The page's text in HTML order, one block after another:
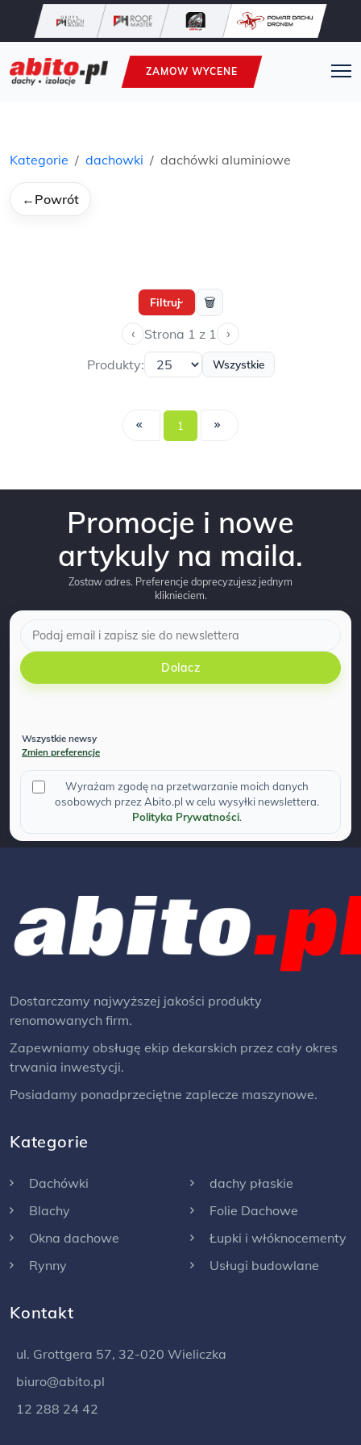
ZAMOW WYCENE
Kategorie dachowki dachówki aluminiowe
← Powrót
Filtruj› 🗑
‹ Strona 1 z 1 ›
Produkty: Wszystkie
1
Promocje i nowe
artykuly na maila.
Zostaw adres. Preferencje doprecyzujesz jednym
kliknieciem.
Dolacz
Wszystkie newsy
Zmien preferencje
Wyrażam zgodę na przetwarzanie moich danych
osobowych przez Abito.pl w celu wysyłki newslettera.
Polityka Prywatności.
Dostarczamy najwyższej jakości produkty
renomowanych firm.
Zapewniamy obsługę ekip dekarskich przez cały okres
trwania inwestycji.
Posiadamy ponadprzeciętne zaplecze maszynowe.
Kategorie
Dachówki
Blachy
Okna dachowe
Rynny
dachy płaskie
Folie Dachowe
Łupki i włóknocementy
Usługi budowlane
Kontakt
ul. Grottgera 57, 32-020 Wieliczka
biuro@abito.pl
12 288 24 42